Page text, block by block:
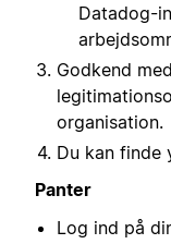
Datadog-
Godkend
organisation.
Du kan finde
Panter
Log ind på